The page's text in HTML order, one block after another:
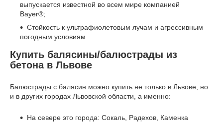
выпускается известной во всем мире компанией
Bayer®;
Стойкость к ультрафиолетовым лучам и агрессивным
погодным условиям
Купить балясины/балюстрады из
бетона в Львове
Балюстрады с балясин можно купить не только в Львове, но
и в других городах Львовской области, а именно:
На севере это города: Сокаль, Радехов, Каменка